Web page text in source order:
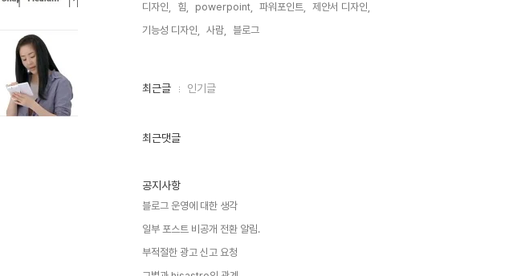
디자인,
힘, powerpoint, 파워포인트,
제안서 디자인,
기능성 디자인,
사람, 블로그,
최
인
최근글 인기글
최근댓글
공지사항
블로그 운영에 대한 생각
일부 포스트 비공개 전환 알림.
부적절한 광고 신고 요청